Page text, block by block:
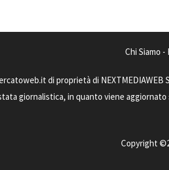
Chi Siamo -
di proprietà di NEXTMEDIAWEB
giornalistica, in quanto viene
Copyright